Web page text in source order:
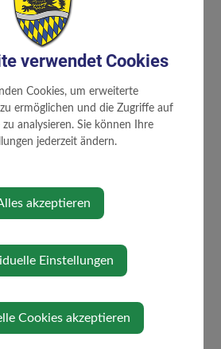
Heidi
07476 8228 -
32
verwendet Cookies
Cookies, um erweiterte
ermöglichen und die Zugriffe auf
analysieren. Sie können Ihre
jederzeit ändern.
akzeptieren
Einstellungen
Cookies akzeptieren